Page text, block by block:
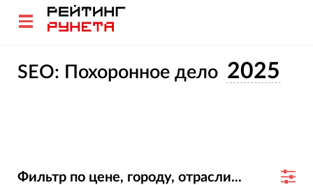
SEO: Похоронное дело 2025
Фильтр по цене, городу, отрасли...